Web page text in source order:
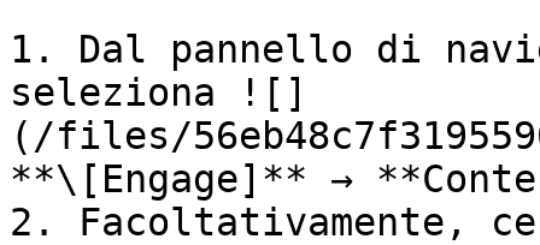
1. Dal pannello di
seleziona ![]
(/files/
**\[Engage]** →
2. Facoltativamente,